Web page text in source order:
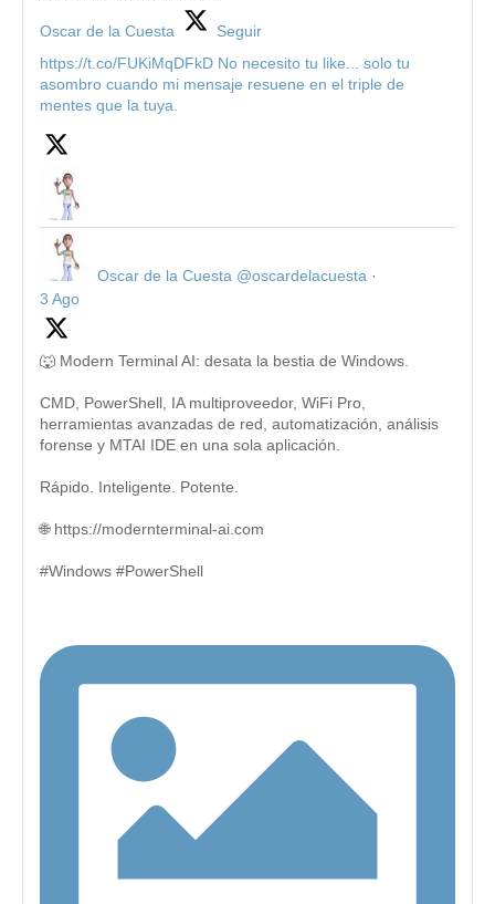
Oscar de la Cuesta
Seguir
https://t.co/FUKiMqDFkD No necesito tu like... solo tu
asombro cuando mi mensaje resuene en el triple de
mentes que la tuya.
Oscar de la Cuesta @oscardelacuesta ·
3 Ago
🐺 Modern Terminal AI: desata la bestia de Windows.
CMD, PowerShell, IA multiproveedor, WiFi Pro,
herramientas avanzadas de red, automatización, análisis
forense y MTAI IDE en una sola aplicación.
Rápido. Inteligente. Potente.
🌐 https://modernterminal-ai.com
#Windows #PowerShell